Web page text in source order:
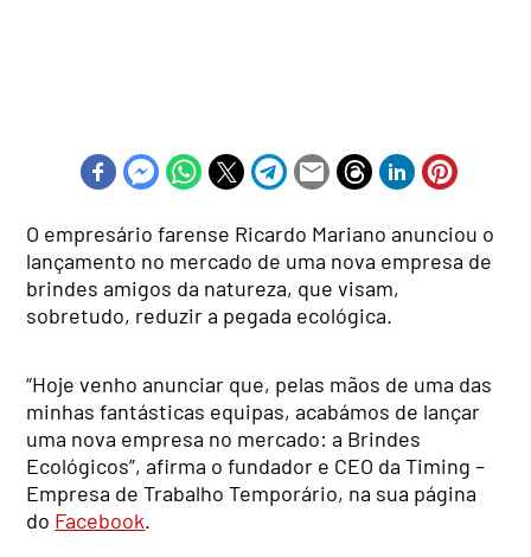
O empresário farense Ricardo Mariano anunciou o
lançamento no mercado de uma nova empresa de
brindes amigos da natureza, que visam,
sobretudo, reduzir a pegada ecológica.
“Hoje venho anunciar que, pelas mãos de uma das
minhas fantásticas equipas, acabámos de lançar
uma nova empresa no mercado: a Brindes
Ecológicos”, afirma o fundador e CEO da Timing –
Empresa de Trabalho Temporário, na sua página
do Facebook.